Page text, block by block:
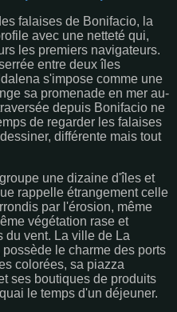
falaises de Bonifacio, la
avec une netteté qui,
les premiers navigateurs.
entre deux îles
s'impose comme une
sa promenade en mer au-
depuis Bonifacio ne
de regarder les falaises
différente mais tout
une dizaine d'îles et
rappelle étrangement celle
par l'érosion, même
végétation rase et
du vent. La ville de La
le charme des ports
colorées, sa piazza
ses boutiques de produits
le temps d'un déjeuner.